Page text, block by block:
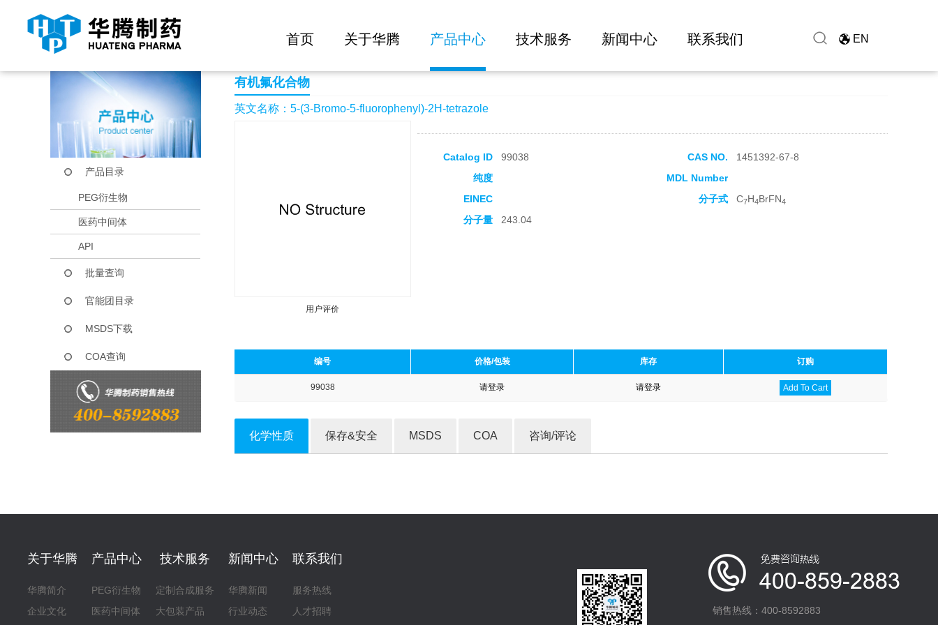
首页 关于华腾 产品中心 技术服务 新闻中心 联系我们 EN
当前位置： 首页 产品中心 5-(3-Bromo-5-fluorophenyl)-2H-tetrazole
产品目录
PEG衍生物
医药中间体
API
批量查询
官能团目录
MSDS下载
COA查询
有机氟化合物
英文名称：5-(3-Bromo-5-fluorophenyl)-2H-tetrazole
用户评价
Catalog ID 99038 CAS NO.
1451392-67-8
纯度
MDL Number
EINEC
分子式 C7H4BrFN4
分子量 243.04
编号 价格/包装 库存 订购
99038 请登录 请登录 Add To Cart
化学性质 保存&安全 MSDS COA 咨询/评论
关于华腾
华腾简介
企业文化
产品中心
PEG衍生物
医药中间体
技术服务
定制合成服务
大包装产品
新闻中心
华腾新闻
行业动态
联系我们
服务热线
人才招聘
销售热线：400-8592883